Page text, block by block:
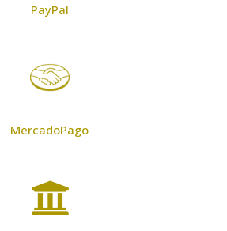
PayPal
MercadoPago
